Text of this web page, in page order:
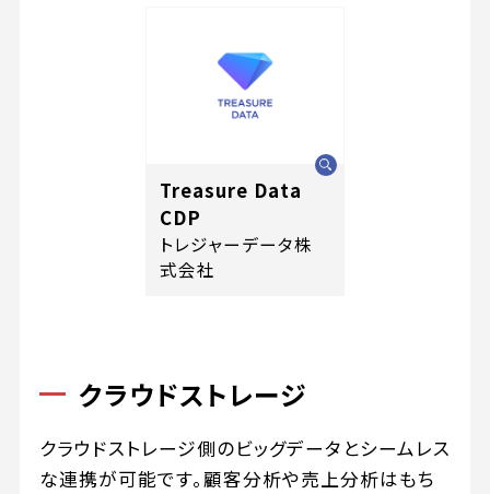
Treasure Data
CDP
トレジャーデータ株
式会社
クラウドストレージ
クラウドストレージ側のビッグデータとシームレス
な連携が可能です。顧客分析や売上分析はもち